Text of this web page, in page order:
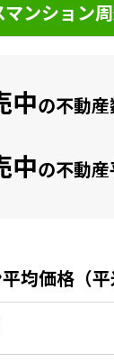
ンション
中の不動
中の不動
均価格（